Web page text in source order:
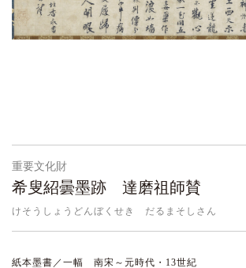
重要文化財
希叟紹曇墨跡 達磨祖師賛
けそうしょうどんぼくせき だるまそしさん
紙本墨書／一幅 南宋～元時代・13世紀